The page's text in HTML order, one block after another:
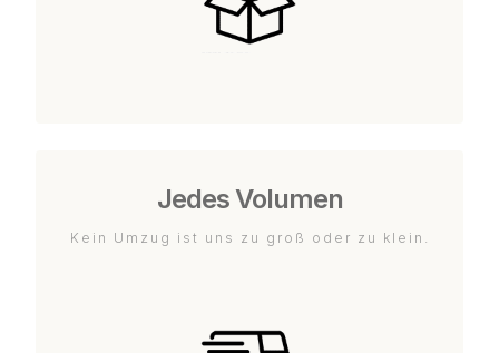
Jedes Volumen
Kein Umzug ist uns zu groß oder zu klein.